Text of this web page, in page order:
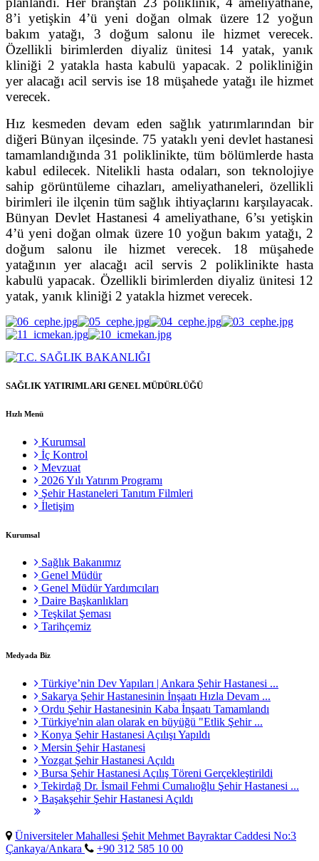
8’i yetişkin 4’ü yeni doğan olmak üzere 12 yoğun
bakım yatağı, 3 doğum salonu ile hizmet verecek.
Özellikli birimlerden diyaliz ünitesi 14 yatak, yanık
kliniği 2 yatakla hasta kabulü yapacak. 2 polikliniğin
yer alacağı acil servis ise 18 müşahede yatağı ile hizmet
verecek.
Hız kesmeden devam eden sağlık yatırımlarından bir
diğeri Bünyan ilçesinde. 75 yataklı yeni devlet hastanesi
tamamlandığında 31 poliklinikte, tüm bölümlerde hasta
kabul edilecek. Nitelikli hasta odaları, son teknolojiye
sahip görüntüleme cihazları, ameliyathaneleri, özellikli
birimleri ile ilçenin tüm sağlık ihtiyaçlarını karşılayacak.
Bünyan Devlet Hastanesi 4 ameliyathane, 6’sı yetişkin
4’ü yeni doğan olmak üzere 10 yoğun bakım yatağı, 2
doğum salonu ile hizmet verecek. 18 müşahede
yatağının yer alacağı acil servis 2 poliklinikte hasta
kabulü yapacak. Özellikli birimlerden diyaliz ünitesi 12
yatak, yanık kliniği 2 yatakla hizmet verecek.
SAĞLIK YATIRIMLARI GENEL MÜDÜRLÜĞÜ
Hızlı Menü
Kurumsal
İç Kontrol
Mevzuat
2026 Yılı Yatırım Programı
Şehir Hastaneleri Tanıtım Filmleri
İletişim
Kurumsal
Sağlık Bakanımız
Genel Müdür
Genel Müdür Yardımcıları
Daire Başkanlıkları
Teşkilat Şeması
Tarihçemiz
Medyada Biz
Türkiye’nin Dev Yapıları | Ankara Şehir Hastanesi ...
Sakarya Şehir Hastanesinin İnşaatı Hızla Devam ...
Ordu Şehir Hastanesinin Kaba İnşaatı Tamamlandı
Türkiye'nin alan olarak en büyüğü "Etlik Şehir ...
Konya Şehir Hastanesi Açılışı Yapıldı
Mersin Şehir Hastanesi
Yozgat Şehir Hastanesi Açıldı
Bursa Şehir Hastanesi Açılış Töreni Gerçekleştirildi
Tekirdağ Dr. İsmail Fehmi Cumalıoğlu Şehir Hastanesi ...
Başakşehir Şehir Hastanesi Açıldı
Üniversiteler Mahallesi Şehit Mehmet Bayraktar Caddesi No:3
Çankaya/Ankara
+90 312 585 10 00